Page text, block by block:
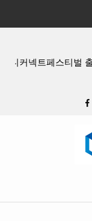
판타지 케이팝